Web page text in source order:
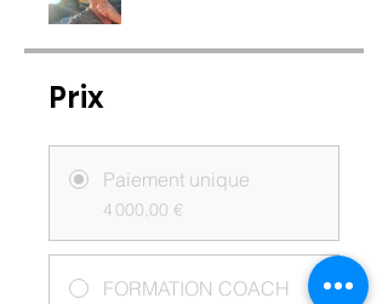
Prix
Paiement unique
4 000,00 €
FORMATION COACH